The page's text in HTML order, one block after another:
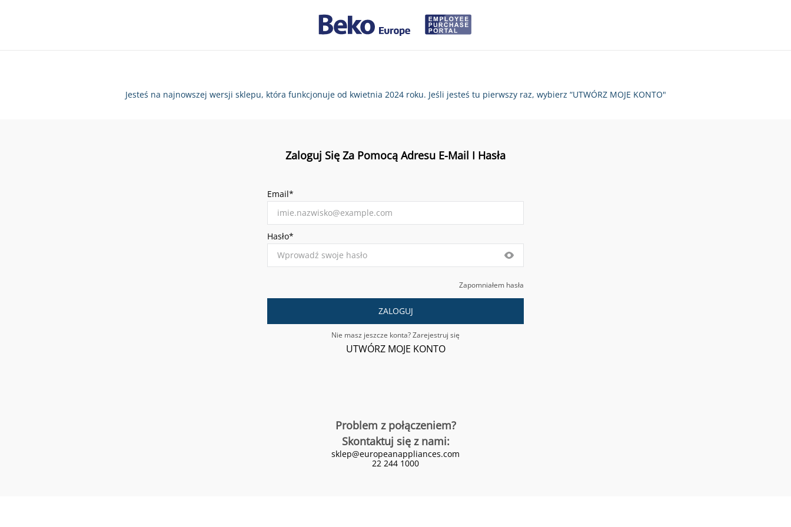
Jesteś na najnowszej wersji sklepu, która funkcjonuje od kwietnia 2024 roku. Jeśli jesteś tu pierwszy raz, wybierz “UTWÓRZ MOJE KONTO"
Zaloguj Się Za Pomocą Adresu E-Mail I Hasła
Email*
Hasło*
Zapomniałem hasła
ZALOGUJ
Nie masz jeszcze konta? Zarejestruj się
UTWÓRZ MOJE KONTO
Problem z połączeniem?
Skontaktuj się z nami:
sklep@europeanappliances.com
22 244 1000